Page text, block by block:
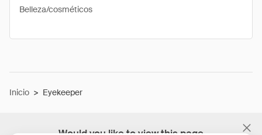
Belleza/cosméticos
Inicio > Eyekeeper